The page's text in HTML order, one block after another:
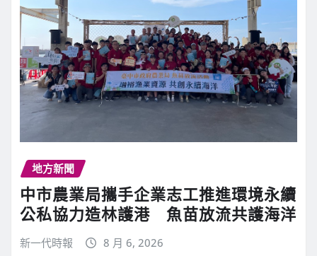
地方新聞
中市農業局攜手企業志工推進環境永續
公私協力造林護港 魚苗放流共護海洋
新一代時報 8 月 6, 2026